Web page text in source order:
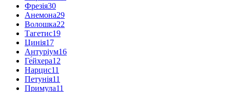
Фрезія30
Анемона29
Волошка22
Тагетис19
Цинія17
Антуріум16
Ге́йхера12
Нарцис11
Петунія11
Примула11